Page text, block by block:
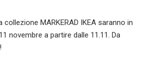
MARKERAD IKEA saranno in
novembre a partire dalle 11.11. Da